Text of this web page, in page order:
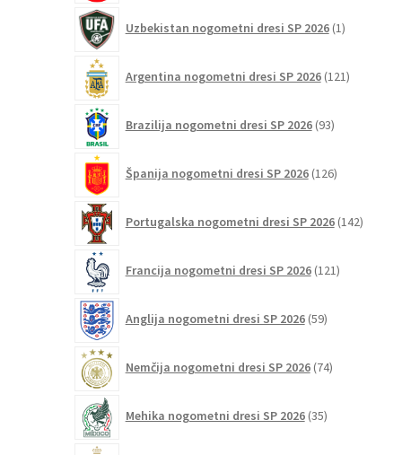
Uzbekistan nogometni dresi SP 2026 1izdelek
Argentina nogometni dresi SP 2026 121izdelkov
Brazilija nogometni dresi SP 2026 93izdelkov
Španija nogometni dresi SP 2026 126izdelkov
Portugalska nogometni dresi SP 2026 142
Francija nogometni dresi SP 2026 121izdelkov
Anglija nogometni dresi SP 2026 59izdelkov
Nemčija nogometni dresi SP 2026 74izdelkov
Mehika nogometni dresi SP 2026 35izdelkov